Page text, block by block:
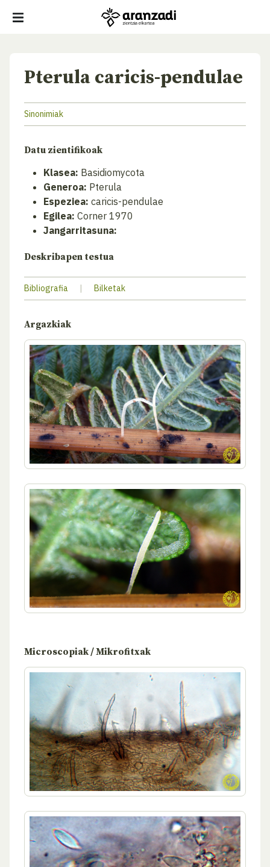
Pterula caricis-pendulae
Sinonimiak
Datu zientifikoak
Klasea: Basidiomycota
Generoa: Pterula
Espeziea: caricis-pendulae
Egilea: Corner 1970
Jangarritasuna:
Deskribapen testua
Bibliografia | Bilketak
Argazkiak
Microscopiak / Mikrofitxak